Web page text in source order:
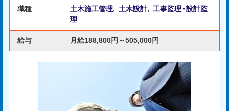
職種 土木施工管理, 土木設計, 工事監理・設計監
理
給与 月給188,800円～505,000円